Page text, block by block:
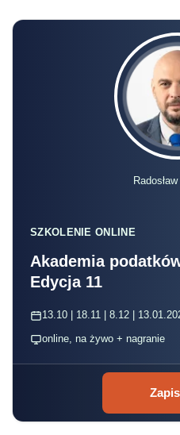
SZKOLENIE ONLINE
Akademia
Edycja 11
13.10 | 18.11 | 8.12 |
online, na żywo + nagranie